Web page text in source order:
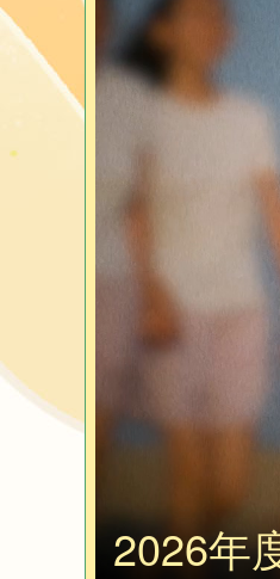
2026年